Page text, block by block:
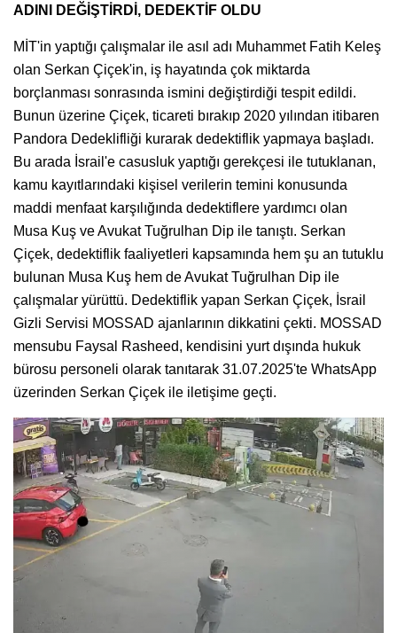
ADINI DEĞİŞTİRDİ, DEDEKTİF OLDU
MİT'in yaptığı çalışmalar ile asıl adı Muhammet Fatih Keleş
olan Serkan Çiçek'in, iş hayatında çok miktarda
borçlanması sonrasında ismini değiştirdiği tespit edildi.
Bunun üzerine Çiçek, ticareti bırakıp 2020 yılından itibaren
Pandora Dedeklifliği kurarak dedektiflik yapmaya başladı.
Bu arada İsrail'e casusluk yaptığı gerekçesi ile tutuklanan,
kamu kayıtlarındaki kişisel verilerin temini konusunda
maddi menfaat karşılığında dedektiflere yardımcı olan
Musa Kuş ve Avukat Tuğrulhan Dip ile tanıştı. Serkan
Çiçek, dedektiflik faaliyetleri kapsamında hem şu an tutuklu
bulunan Musa Kuş hem de Avukat Tuğrulhan Dip ile
çalışmalar yürüttü. Dedektiflik yapan Serkan Çiçek, İsrail
Gizli Servisi MOSSAD ajanlarının dikkatini çekti. MOSSAD
mensubu Faysal Rasheed, kendisini yurt dışında hukuk
bürosu personeli olarak tanıtarak 31.07.2025'te WhatsApp
üzerinden Serkan Çiçek ile iletişime geçti.